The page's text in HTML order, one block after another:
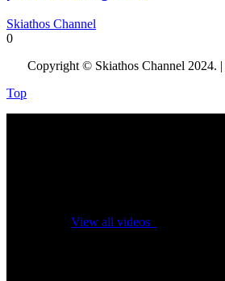
Skiathos Channel
0
Copyright © Skiathos Channel 2024. |
Top
View all videos